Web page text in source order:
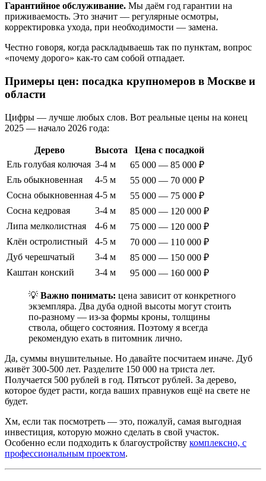
Гарантийное обслуживание. Мы даём год гарантии на
приживаемость. Это значит — регулярные осмотры,
корректировка ухода, при необходимости — замена.
Честно говоря, когда раскладываешь так по пунктам, вопрос
«почему дорого» как-то сам собой отпадает.
Примеры цен: посадка крупномеров в Москве и
области
Цифры — лучше любых слов. Вот реальные цены на конец
2025 — начало 2026 года:
Дерево Высота
Цена с посадкой
Ель голубая колючая 3-4 м
65 000 — 85 000 ₽
Ель обыкновенная
4-5 м
55 000 — 70 000 ₽
Сосна обыкновенная 4-5 м
55 000 — 75 000 ₽
Сосна кедровая
3-4 м
85 000 — 120 000 ₽
Липа мелколистная
4-6 м
75 000 — 120 000 ₽
Клён остролистный
4-5 м
70 000 — 110 000 ₽
Дуб черешчатый
3-4 м
85 000 — 150 000 ₽
Каштан конский
3-4 м 95 000 — 160 000 ₽
💡 Важно понимать: цена зависит от конкретного
экземпляра. Два дуба одной высоты могут стоить
по-разному — из-за формы кроны, толщины
ствола, общего состояния. Поэтому я всегда
рекомендую ехать в питомник лично.
Да, суммы внушительные. Но давайте посчитаем иначе. Дуб
живёт 300-500 лет. Разделите 150 000 на триста лет.
Получается 500 рублей в год. Пятьсот рублей. За дерево,
которое будет расти, когда ваших правнуков ещё на свете не
будет.
Хм, если так посмотреть — это, пожалуй, самая выгодная
инвестиция, которую можно сделать в свой участок.
Особенно если подходить к благоустройству комплексно, с
профессиональным проектом.